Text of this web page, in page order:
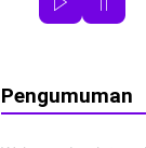
Pengumuman